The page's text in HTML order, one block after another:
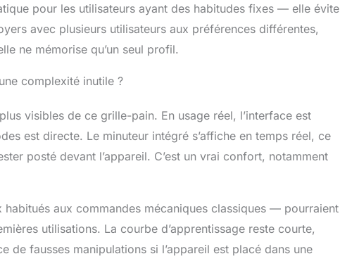
pour les utilisateurs ayant des habitudes fixes — elle évite
avec plusieurs utilisateurs aux préférences différentes,
ne mémorise qu’un seul profil.
complexité inutile ?
visibles de ce grille-pain. En usage réel, l’interface est
est directe. Le minuteur intégré s’affiche en temps réel, ce
posté devant l’appareil. C’est un vrai confort, notamment
aux commandes mécaniques classiques — pourraient
utilisations. La courbe d’apprentissage reste courte,
de fausses manipulations si l’appareil est placé dans une